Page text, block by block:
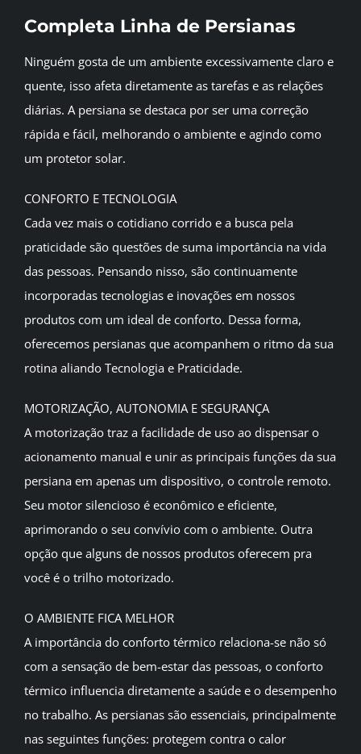
BLOG
CONTATO
Completa Linha de Persianas
Ninguém gosta de um ambiente excessivamente claro e
quente, isso afeta diretamente as tarefas e as relações
diárias. A persiana se destaca por ser uma correção
rápida e fácil, melhorando o ambiente e agindo como
um protetor solar.
CONFORTO E TECNOLOGIA
Cada vez mais o cotidiano corrido e a busca pela
praticidade são questões de suma importância na vida
das pessoas. Pensando nisso, são continuamente
incorporadas tecnologias e inovações em nossos
produtos com um ideal de conforto. Dessa forma,
oferecemos persianas que acompanhem o ritmo da sua
rotina aliando Tecnologia e Praticidade.
MOTORIZAÇÃO, AUTONOMIA E SEGURANÇA
A motorização traz a facilidade de uso ao dispensar o
acionamento manual e unir as principais funções da sua
persiana em apenas um dispositivo, o controle remoto.
Seu motor silencioso é econômico e eficiente,
aprimorando o seu convívio com o ambiente. Outra
opção que alguns de nossos produtos oferecem pra
você é o trilho motorizado.
O AMBIENTE FICA MELHOR
A importância do conforto térmico relaciona-se não só
com a sensação de bem-estar das pessoas, o conforto
térmico influencia diretamente a saúde e o desempenho
no trabalho. As persianas são essenciais, principalmente
nas seguintes funções: protegem contra o calor